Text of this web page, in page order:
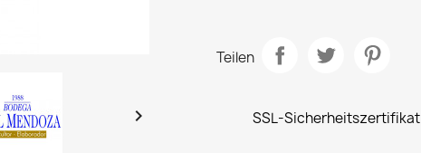

Teilen
SSL-Sicherheitszertifikat